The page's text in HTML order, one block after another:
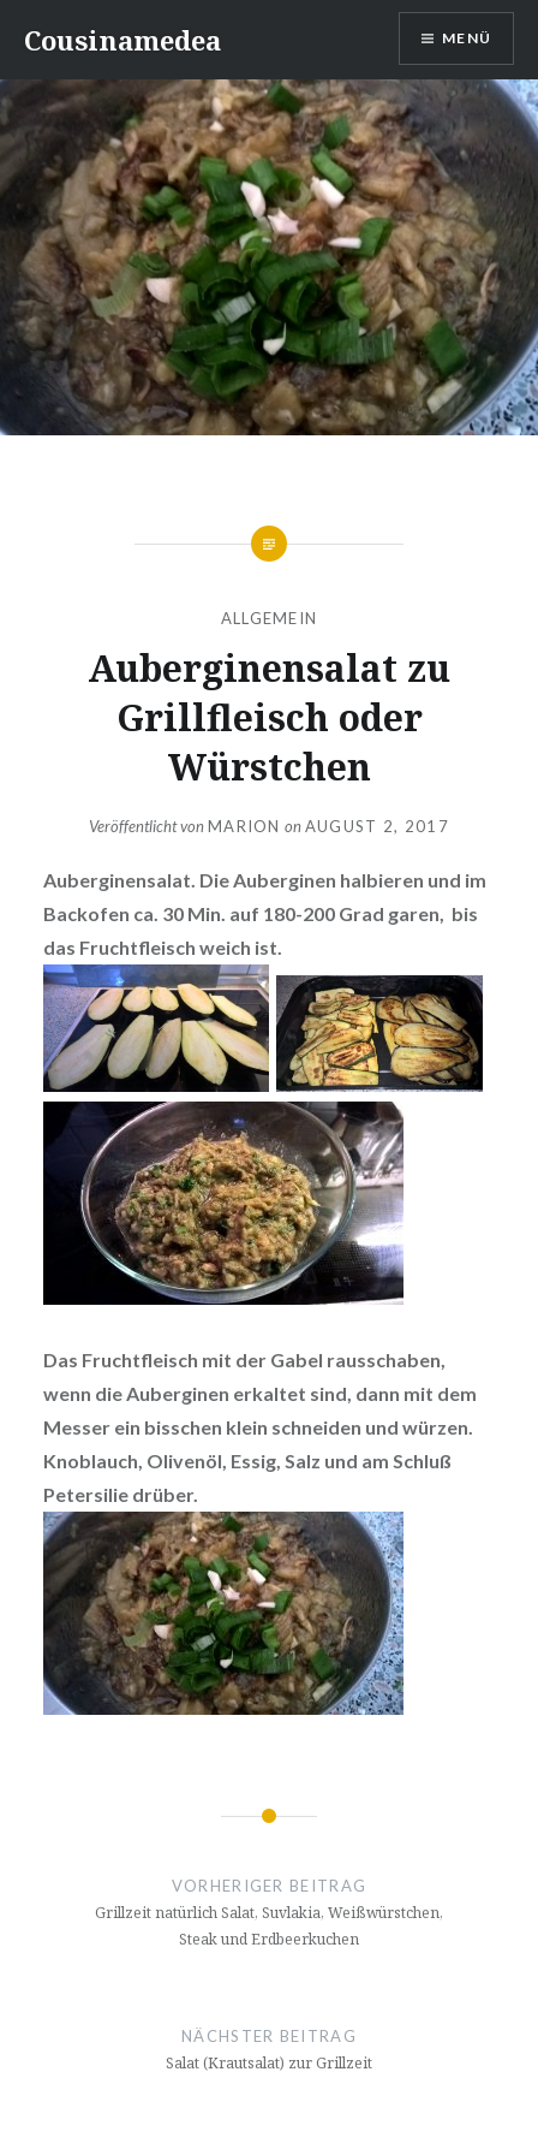
zum
Inhalt
Cousinamedea MENÜ
ALLGEMEIN
Auberginensalat zu
Grillfleisch oder
Würstchen
Veröffentlicht vonMARION onAUGUST 2, 2017
Auberginensalat. Die Auberginen halbieren und im
Backofen ca. 30 Min. auf 180-200 Grad garen, bis
das Fruchtfleisch weich ist.
Das Fruchtfleisch mit der Gabel rausschaben,
wenn die Auberginen erkaltet sind, dann mit dem
Messer ein bisschen klein schneiden und würzen.
Knoblauch, Olivenöl, Essig, Salz und am Schluß
Petersilie drüber.
NavigationVORHERIGER BEITRAG
Grillzeit natürlich Salat, Suvlakia, Weißwürstchen,
Steak und Erdbeerkuchen
NÄCHSTER BEITRAG
Salat (Krautsalat) zur Grillzeit